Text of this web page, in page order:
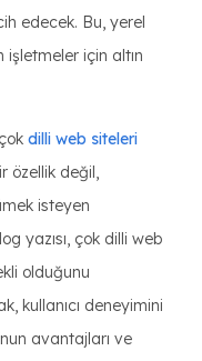
edecek. Bu, yerel
işletmeler için altın
dilli web siteleri
özellik değil,
isteyen
yazısı, çok dilli web
olduğunu
kullanıcı deneyimini
avantajları ve